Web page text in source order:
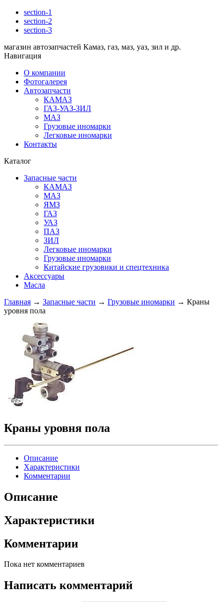
section-1
section-2
section-3
магазин автозапчастей Камаз, газ, маз, уаз, зил и др.
Навигация
О компании
Фотогалерея
Автозапчасти
КАМАЗ
ГАЗ-УАЗ-ЗИЛ
МАЗ
Грузовые иномарки
Легковые иномарки
Контакты
Каталог
Запасные части
КАМАЗ
МАЗ
ЯМЗ
ГАЗ
УАЗ
ПАЗ
ЗИЛ
Легковые иномарки
Грузовые иномарки
Китайские грузовики и спецтехника
Аксессуары
Масла
Главная → Запасные части → Грузовые иномарки → Краны
уровня пола
Краны уровня пола
Описание
Характеристики
Комментарии
Описание
Характеристики
Комментарии
Пока нет комментариев
Написать комментарий